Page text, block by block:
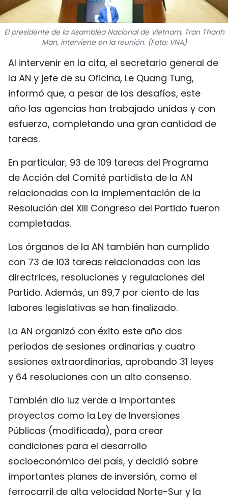
¿QUIÉNES SOMOS?
TIẾNG VIỆT
ENGLISH
中文
FRANÇAIS
El presidente de la Asamblea Nacional de Vietnam, Tran Thanh
Man, interviene en la reunión. (Foto: VNA)
Al intervenir en la cita, el secretario general de
la AN y jefe de su Oficina, Le Quang Tung,
informó que, a pesar de los desafíos, este
año las agencias han trabajado unidas y con
esfuerzo, completando una gran cantidad de
tareas.
En particular, 93 de 109 tareas del Programa
de Acción del Comité partidista de la AN
relacionadas con la implementación de la
Resolución del XIII Congreso del Partido fueron
completadas.
Los órganos de la AN también han cumplido
con 73 de 103 tareas relacionadas con las
directrices, resoluciones y regulaciones del
Partido. Además, un 89,7 por ciento de las
labores legislativas se han finalizado.
La AN organizó con éxito este año dos
períodos de sesiones ordinarias y cuatro
sesiones extraordinarias, aprobando 31 leyes
y 64 resoluciones con un alto consenso.
También dio luz verde a importantes
proyectos como la Ley de Inversiones
Públicas (modificada), para crear
condiciones para el desarrollo
socioeconómico del país, y decidió sobre
importantes planes de inversión, como el
ferrocarril de alta velocidad Norte-Sur y la